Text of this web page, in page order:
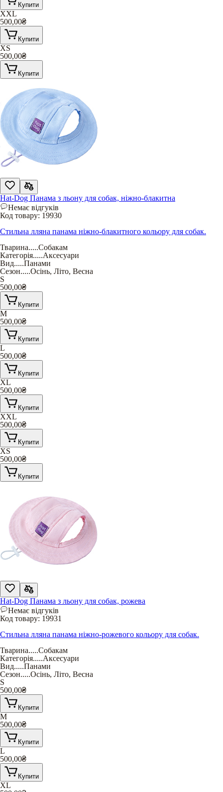
Купити
XXL
500,00₴
Купити
XS
500,00₴
Купити
Hat-Dog Панама з льону для собак, ніжно-блакитна
Немає відгуків
Код товару: 19930
Стильна лляна панама ніжно-блакитного кольору для собак.
Тварина.....Собакам
Категорія.....Аксесуари
Вид.....Панами
Сезон.....Осінь, Літо, Весна
S
500,00₴
Купити
M
500,00₴
Купити
L
500,00₴
Купити
XL
500,00₴
Купити
XXL
500,00₴
Купити
XS
500,00₴
Купити
Hat-Dog Панама з льону для собак, рожева
Немає відгуків
Код товару: 19931
Стильна лляна панама ніжно-рожевого кольору для собак.
Тварина.....Собакам
Категорія.....Аксесуари
Вид.....Панами
Сезон.....Осінь, Літо, Весна
S
500,00₴
Купити
M
500,00₴
Купити
L
500,00₴
Купити
XL